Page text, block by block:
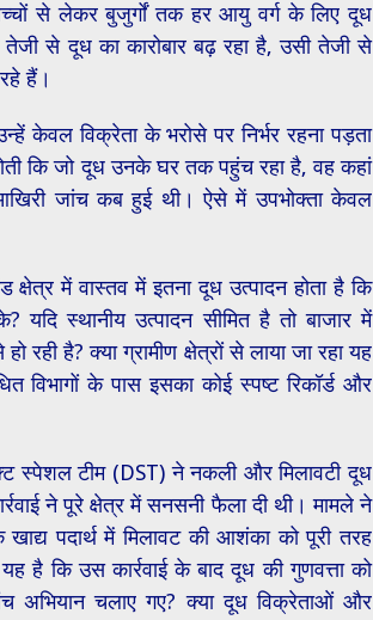
से लेकर बुजुर्गों तक हर आयु वर्ग के लिए दूध
से दूध का कारोबार बढ़ रहा है, उसी तेजी से
हैं।
केवल विक्रेता के भरोसे पर निर्भर रहना पड़ता
कि जो दूध उनके घर तक पहुंच रहा है, वह कहां
जांच कब हुई थी। ऐसे में उपभोक्ता केवल
में वास्तव में इतना दूध उत्पादन होता है कि
यदि स्थानीय उत्पादन सीमित है तो बाजार में
रही है? क्या ग्रामीण क्षेत्रों से लाया जा रहा यह
के पास इसका कोई स्पष्ट रिकॉर्ड और
स्पेशल टीम (DST) ने नकली और मिलावटी दूध
ने पूरे क्षेत्र में सनसनी फैला दी थी। मामले ने
पदार्थ में मिलावट की आशंका को पूरी तरह
है कि उस कार्रवाई के बाद दूध की गुणवत्ता को
अभियान चलाए गए? क्या दूध विक्रेताओं और